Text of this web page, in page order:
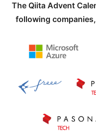
The Qiita Advent
following